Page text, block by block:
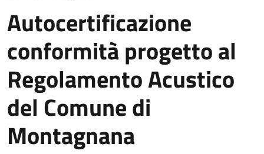
Autocertificazione
conformità progetto al
Regolamento Acustico
del Comune di
Montagnana